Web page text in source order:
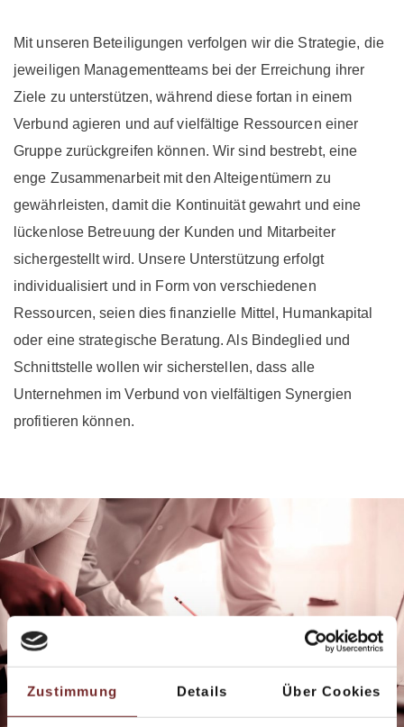
Zustimmung Details Über Cookies
Mit unseren Beteiligungen verfolgen wir die Strategie, die
jeweiligen Managementteams bei der Erreichung ihrer
Ziele zu unterstützen, während diese fortan in einem
Verbund agieren und auf vielfältige Ressourcen einer
Gruppe zurückgreifen können. Wir sind bestrebt, eine
enge Zusammenarbeit mit den Alteigentümern zu
gewährleisten, damit die Kontinuität gewahrt und eine
lückenlose Betreuung der Kunden und Mitarbeiter
sichergestellt wird. Unsere Unterstützung erfolgt
individualisiert und in Form von verschiedenen
Ressourcen, seien dies finanzielle Mittel, Humankapital
oder eine strategische Beratung. Als Bindeglied und
Schnittstelle wollen wir sicherstellen, dass alle
Unternehmen im Verbund von vielfältigen Synergien
profitieren können.